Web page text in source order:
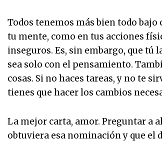
Todos tenemos más bien todo
tu mente, como en tus acciones
inseguros. Es, sin embargo, que tú
sea solo con el pensamiento.
cosas. Si no haces tareas, y no te
tienes que hacer los cambios
La mejor carta, amor. Preguntar a
obtuviera esa nominación y que el